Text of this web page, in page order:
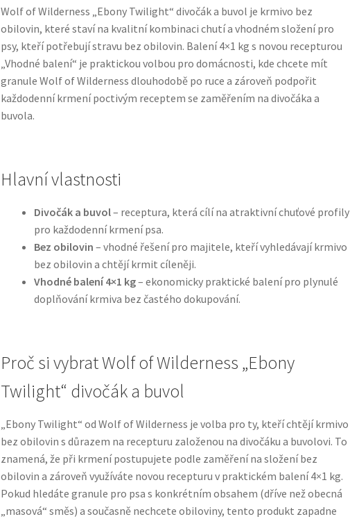
Wolf of Wilderness „Ebony Twilight“ divočák a buvol je krmivo bez
obilovin, které staví na kvalitní kombinaci chutí a vhodném složení pro
psy, kteří potřebují stravu bez obilovin. Balení 4×1 kg s novou recepturou
„Vhodné balení“ je praktickou volbou pro domácnosti, kde chcete mít
granule Wolf of Wilderness dlouhodobě po ruce a zároveň podpořit
každodenní krmení poctivým receptem se zaměřením na divočáka a
buvola.
Hlavní vlastnosti
Divočák a buvol– receptura, která cílí na atraktivní chuťové profily
pro každodenní krmení psa.
Bez obilovin – vhodné řešení pro majitele, kteří vyhledávají krmivo
bez obilovin a chtějí krmit cíleněji.
Vhodné balení 4×1 kg– ekonomicky praktické balení pro plynulé
doplňování krmiva bez častého dokupování.
Proč si vybrat Wolf of Wilderness „Ebony
Twilight“ divočák a buvol
„Ebony Twilight“ od Wolf of Wilderness je volba pro ty, kteří chtějí krmivo
bez obilovin s důrazem na recepturu založenou na divočáku a buvolovi. To
znamená, že při krmení postupujete podle zaměření na složení bez
obilovin a zároveň využíváte novou recepturu v praktickém balení 4×1 kg.
Pokud hledáte granule pro psa s konkrétním obsahem (dříve než obecná
„masová“ směs) a současně nechcete obiloviny, tento produkt zapadne